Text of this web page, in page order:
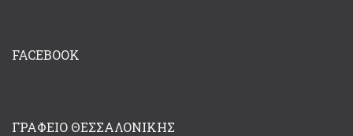
FACEBOOK
ΓΡΑΦΕΊΟ ΘΕΣΣΑΛΟΝΊΚΗΣ